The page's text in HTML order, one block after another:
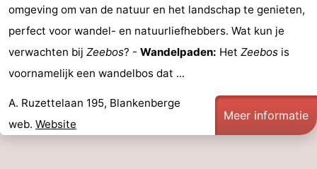
Golfbanen
Surfen
-
omgeving om van de natuur en het landschap te genieten,
perfect voor wandel- en natuurliefhebbers. Wat kun je
verwachten bij Zeebos? - Wandelpaden: Het Zeebos is
voornamelijk een wandelbos dat ...
A. Ruzettelaan 195, Blankenberge
web. Website
Meer informatie